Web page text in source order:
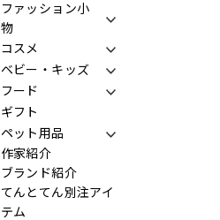
ファッション小
物
コスメ
ベビー・キッズ
フード
ギフト
ペット用品
作家紹介
ブランド紹介
てんとてん別注アイ
テム